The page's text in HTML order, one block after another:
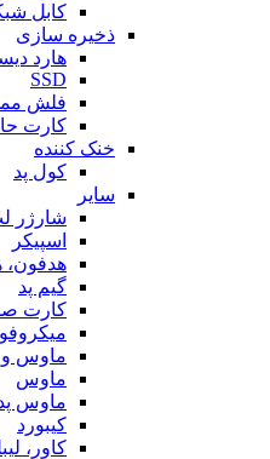
کابل
ذخیره سازی
هارد
SSD
فلش
کارت
خنک کننده
کول پد
سایر
شارژر
اسپیکر
گیم پد
کارت
ماوس و
ماوس
ماوس
کیبورد
کاور،